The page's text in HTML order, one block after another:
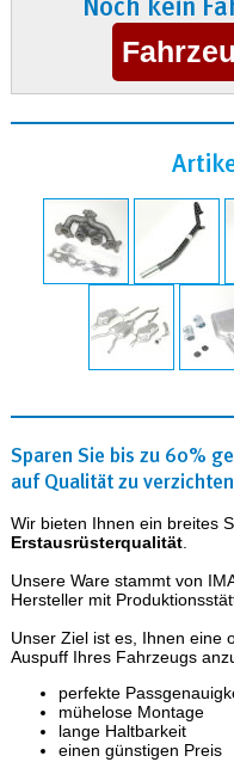
Sparen Sie bis zu 60%
auf Qualität zu
Wir bieten Ihnen ein breites
Erstausrüsterqualität.
Unsere Ware stammt von
Hersteller mit
Unser Ziel ist es, Ihnen eine
Auspuff Ihres Fahrzeugs
perfekte
mühelose Montage
lange Haltbarkeit
einen günstigen Preis